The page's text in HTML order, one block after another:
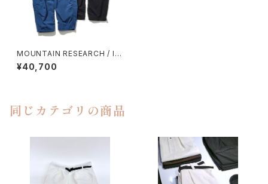
MOUNTAIN RESEARCH / ID
DOOGIE
¥40,700
同じカテゴリの商品